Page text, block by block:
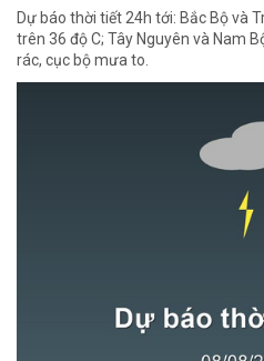
Dự báo thời tiết 24h tới: Bắc Bộ và
trên 36 độ C; Tây Nguyên và Nam
rác, cục bộ mưa to.